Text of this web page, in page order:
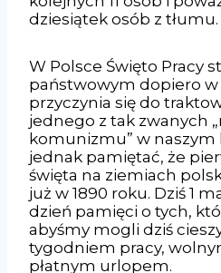
dziesiątek osób z tłumu.
W Polsce Święto Pracy
państwowym dopiero w
przyczynia się do
jednego z tak zwanych
komunizmu” w naszym
jednak pamiętać, że
święta na ziemiach
już w 1890 roku. Dziś 1
dzień pamięci o tych,
abyśmy mogli dziś
tygodniem pracy,
płatnym urlopem.